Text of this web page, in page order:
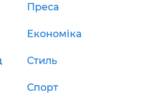
Преса
Економіка
Стиль
Спорт